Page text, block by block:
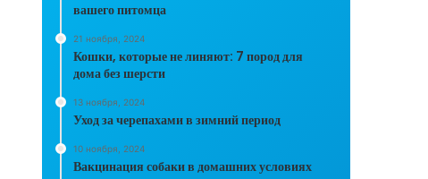
вашего питомца
21 ноября, 2024
Кошки, которые не линяют: 7 пород для
дома без шерсти
13 ноября, 2024
Уход за черепахами в зимний период
10 ноября, 2024
Вакцинация собаки в домашних условиях